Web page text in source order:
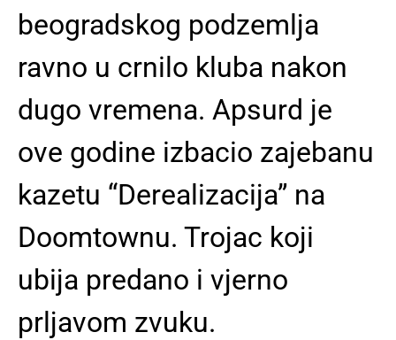
beogradskog podzemlja
ravno u crnilo kluba nakon
dugo vremena. Apsurd je
ove godine izbacio zajebanu
kazetu “Derealizacija” na
Doomtownu. Trojac koji
ubija predano i vjerno
prljavom zvuku.